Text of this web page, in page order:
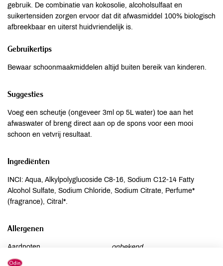
gebruik. De combinatie van kokosolie, alcoholsulfaat en
suikertensiden zorgen ervoor dat dit afwasmiddel 100% biologisch
afbreekbaar en uiterst huidvriendelijk is.
Gebruikertips
Bewaar schoonmaakmiddelen altijd buiten bereik van kinderen.
Suggesties
Voeg een scheutje (ongeveer 3ml op 5L water) toe aan het
afwaswater of breng direct aan op de spons voor een mooi
schoon en vetvrij resultaat.
Ingrediënten
INCI: Aqua, Alkylpolyglucoside C8-16, Sodium C12-14 Fatty
Alcohol Sulfate, Sodium Chloride, Sodium Citrate, Perfume*
(fragrance), Citral*.
Allergenen
Aardnoten
onbekend
Ei